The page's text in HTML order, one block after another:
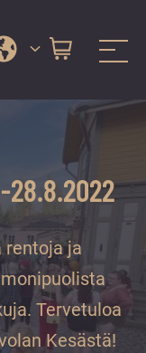
28.8.2022
rentoja ja
Tervetuloa
Kesästä!